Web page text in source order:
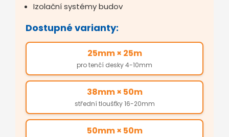
Izolační systémy budov
Dostupné varianty:
25mm × 25m
pro tenčí desky 4-10mm
38mm × 50m
střední tloušťky 16-20mm
50mm × 50m